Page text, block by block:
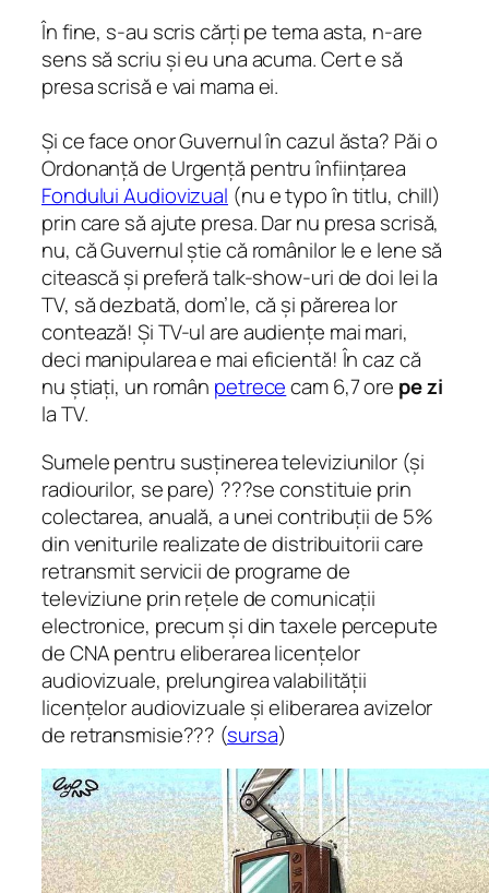
În fine, s-au scris cărți pe tema asta, n-are
sens să scriu și eu una acuma. Cert e să
presa scrisă e vai mama ei.
Și ce face onor Guvernul în cazul ăsta? Păi o
Ordonanță de Urgență pentru înființarea
Fondului Audiovizual (nu e typo în titlu, chill)
prin care să ajute presa. Dar nu presa scrisă,
nu, că Guvernul știe că românilor le e lene să
citească și preferă talk-show-uri de doi lei la
TV, să dezbată, dom’le, că și părerea lor
contează! Și TV-ul are audiențe mai mari,
deci manipularea e mai eficientă! În caz că
nu știați, un român petrececam 6,7 ore pe zi
la TV.
Sumele pentru susținerea televiziunilor (și
radiourilor, se pare) ???se constituie prin
colectarea, anuală, a unei contribuții de 5%
din veniturile realizate de distribuitorii care
retransmit servicii de programe de
televiziune prin rețele de comunicații
electronice, precum și din taxele percepute
de CNA pentru eliberarea licențelor
audiovizuale, prelungirea valabilității
licențelor audiovizuale și eliberarea avizelor
de retransmisie??? (sursa)